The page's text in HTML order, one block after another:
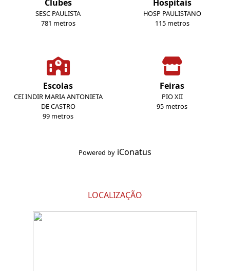
Clubes
SESC PAULISTA
781 metros
Hospitais
HOSP PAULISTANO
115 metros
Escolas
CEI INDIR MARIA ANTONIETA
DE CASTRO
99 metros
Feiras
PIO XII
95 metros
Powered by iConatus
LOCALIZAÇÃO